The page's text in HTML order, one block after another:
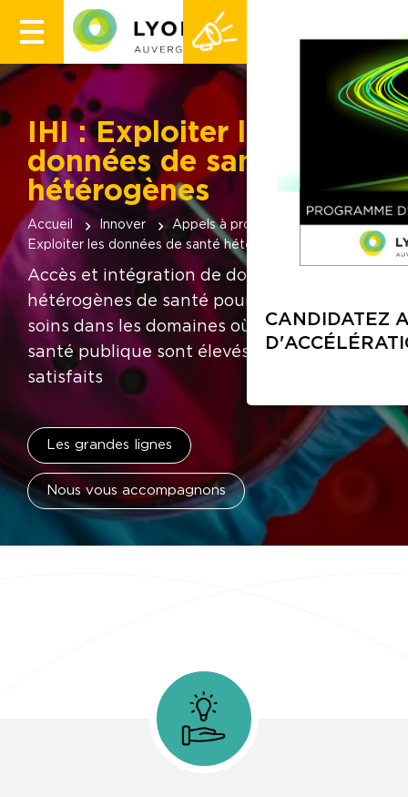
IHI : Exploiter les
données de santé
hétérogènes
Accueil Innover Appels à projets
IHI :
Exploiter les données de santé hétérogènes
Accès et intégration de données
hétérogènes de santé pour améliorer les
soins dans les domaines où les besoins de
santé publique sont élevés et non
satisfaits
Les grandes lignes
Nous vous accompagnons